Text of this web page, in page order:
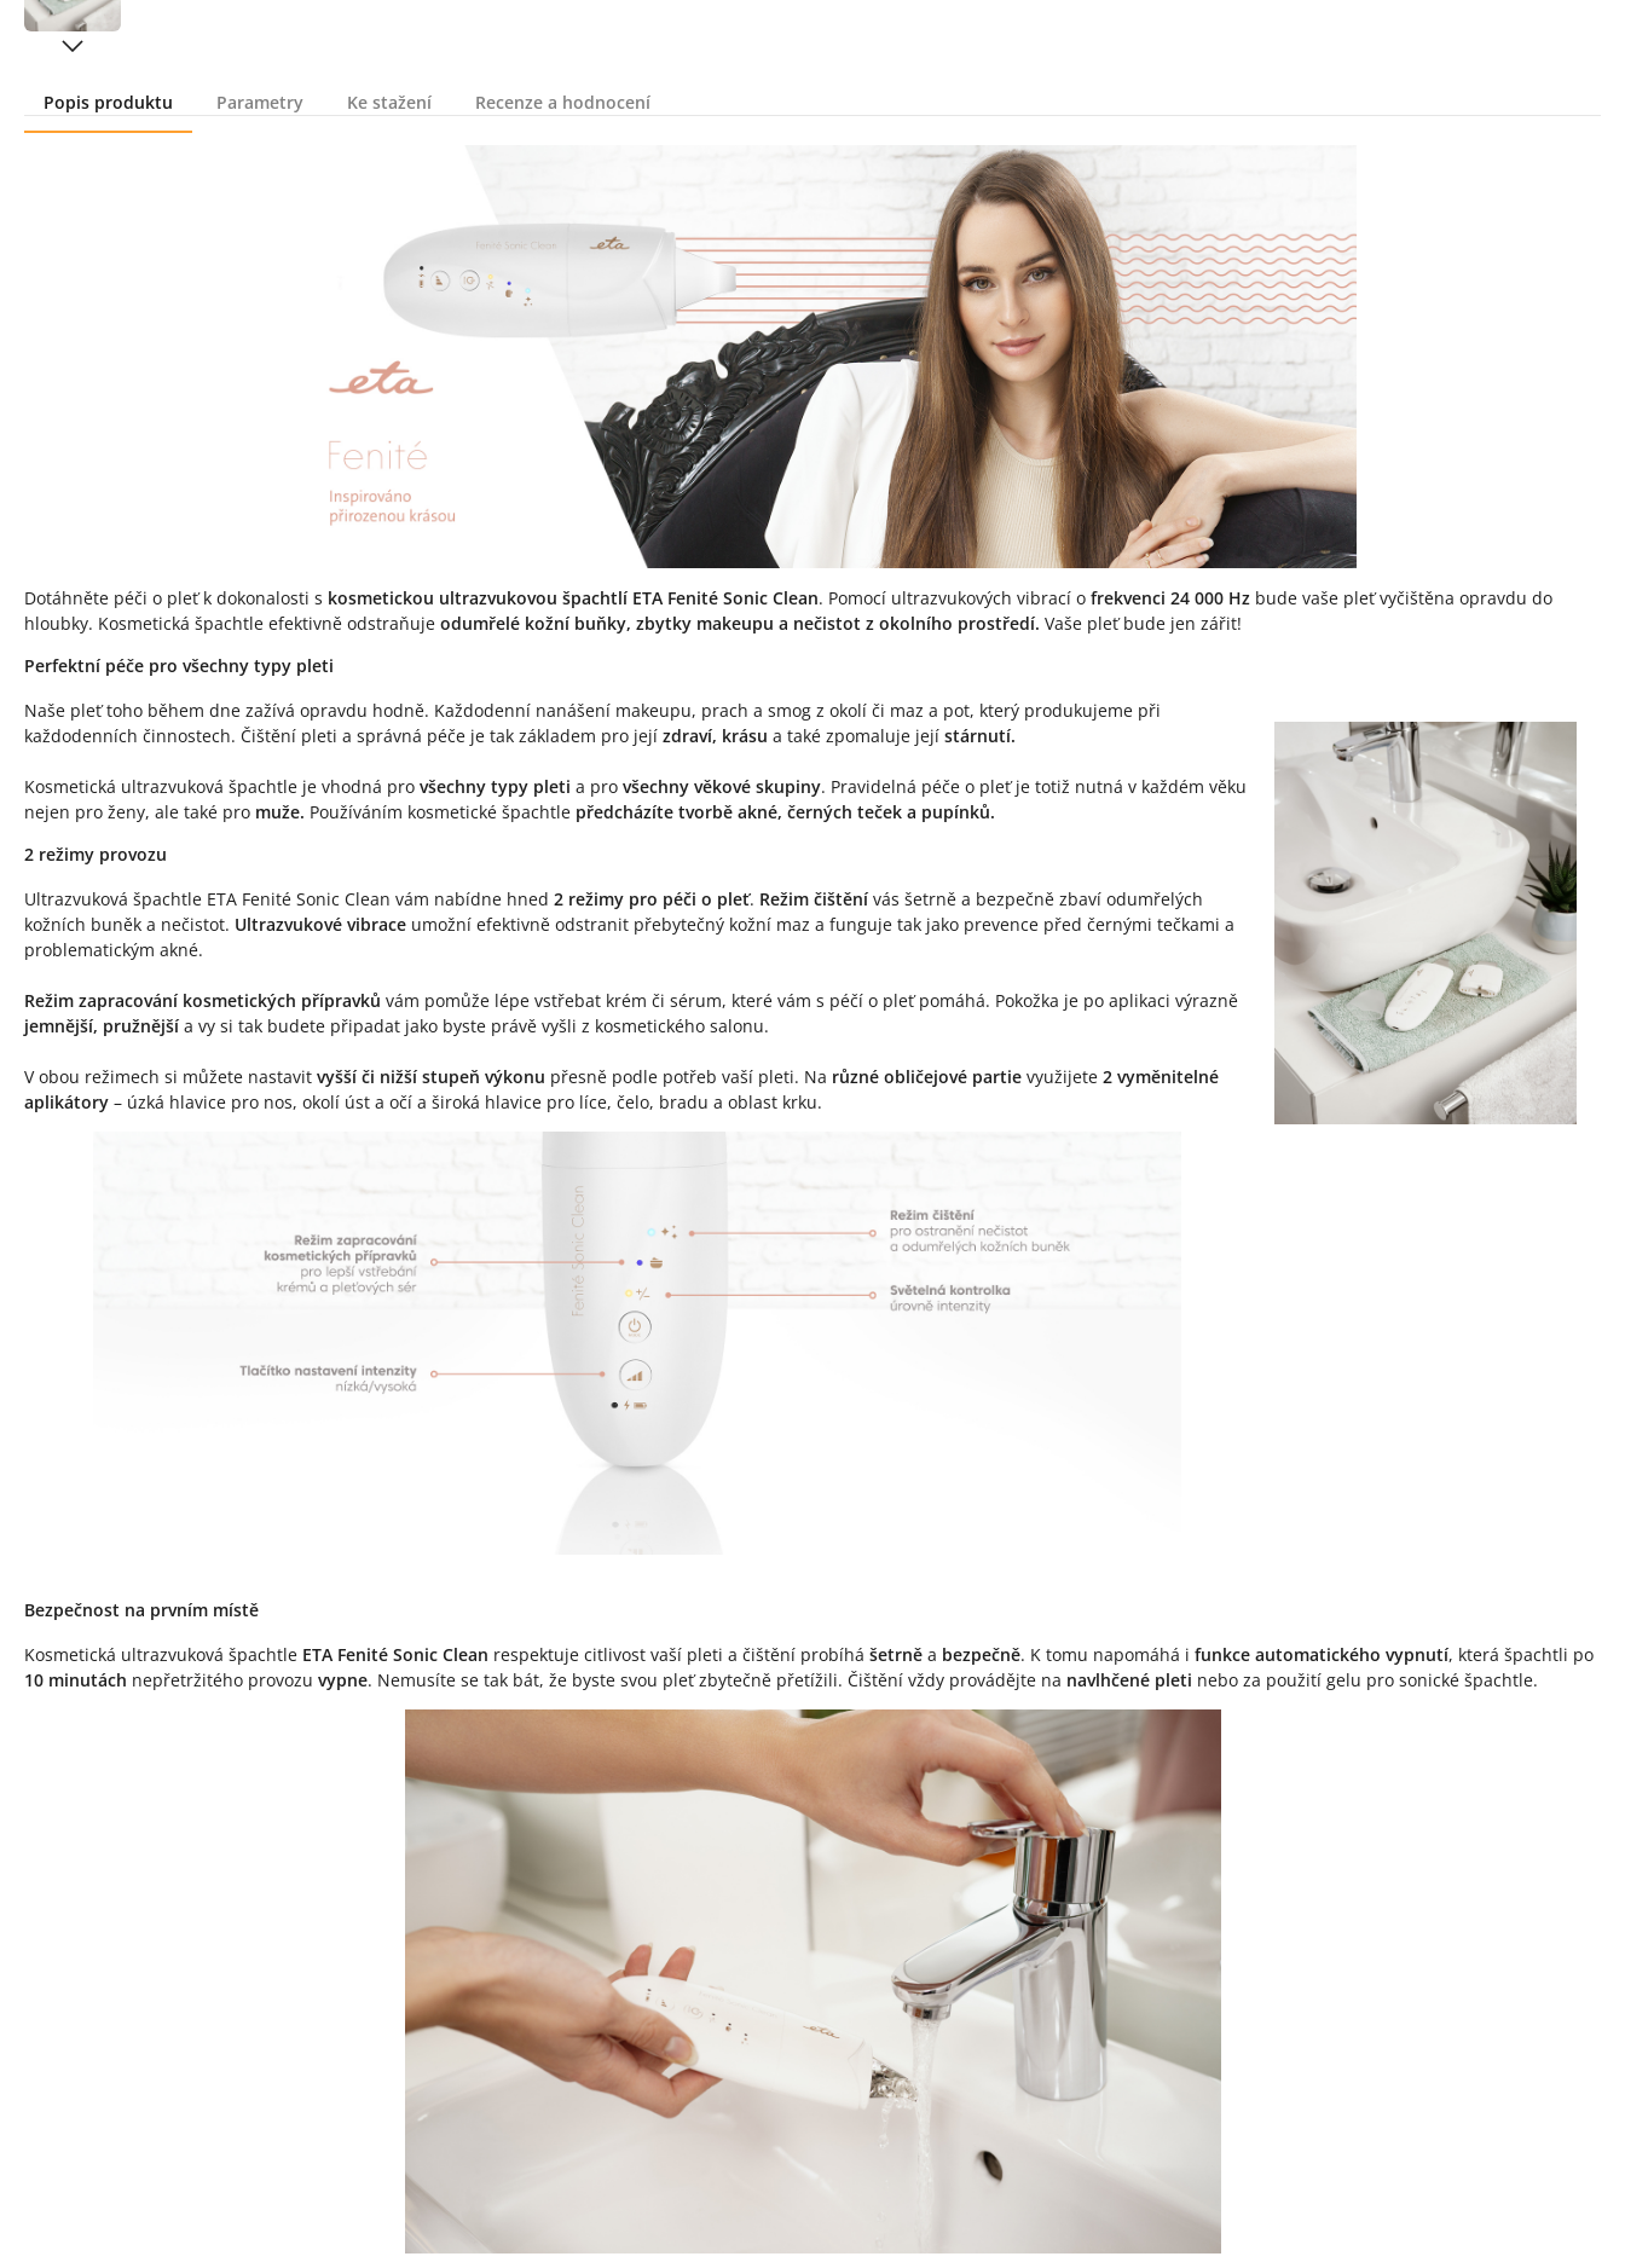
Popis produktu Parametry Ke stažení Recenze a hodnocení
Dotáhněte péči o pleť k dokonalosti s kosmetickou ultrazvukovou špachtlí ETA Fenité Sonic Clean. Pomocí ultrazvukových vibrací o frekvenci 24 000 Hz bude vaše pleť vyčištěna opravdu do
hloubky. Kosmetická špachtle efektivně odstraňuje odumřelé kožní buňky, zbytky makeupu a nečistot z okolního prostředí. Vaše pleť bude jen zářit!
Perfektní péče pro všechny typy pleti
Naše pleť toho během dne zažívá opravdu hodně. Každodenní nanášení makeupu, prach a smog z okolí či maz a pot, který produkujeme při
každodenních činnostech. Čištění pleti a správná péče je tak základem pro její zdraví, krásu a také zpomaluje její stárnutí.
Kosmetická ultrazvuková špachtle je vhodná pro všechny typy pleti a pro všechny věkové skupiny. Pravidelná péče o pleť je totiž nutná v každém věku
nejen pro ženy, ale také pro muže. Používáním kosmetické špachtle předcházíte tvorbě akné, černých teček a pupínků.
2 režimy provozu
Ultrazvuková špachtle ETA Fenité Sonic Clean vám nabídne hned 2 režimy pro péči o pleť. Režim čištění vás šetrně a bezpečně zbaví odumřelých
kožních buněk a nečistot. Ultrazvukové vibrace umožní efektivně odstranit přebytečný kožní maz a funguje tak jako prevence před černými tečkami a
problematickým akné.
Režim zapracování kosmetických přípravků vám pomůže lépe vstřebat krém či sérum, které vám s péčí o pleť pomáhá. Pokožka je po aplikaci výrazně
jemnější, pružnější a vy si tak budete připadat jako byste právě vyšli z kosmetického salonu.
V obou režimech si můžete nastavit vyšší či nižší stupeň výkonu přesně podle potřeb vaší pleti. Na různé obličejové partie využijete 2 vyměnitelné
aplikátory – úzká hlavice pro nos, okolí úst a očí a široká hlavice pro líce, čelo, bradu a oblast krku.
Bezpečnost na prvním místě
Kosmetická ultrazvuková špachtle ETA Fenité Sonic Clean respektuje citlivost vaší pleti a čištění probíhá šetrně a bezpečně. K tomu napomáhá i funkce automatického vypnutí, která špachtli po
10 minutách nepřetržitého provozu vypne. Nemusíte se tak bát, že byste svou pleť zbytečně přetížili. Čištění vždy provádějte na navlhčené pleti nebo za použití gelu pro sonické špachtle.